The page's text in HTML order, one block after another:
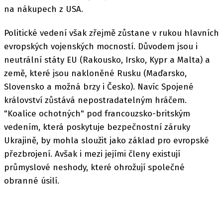
na nákupech z USA.
Politické vedení však zřejmě zůstane v rukou hlavních
evropských vojenských mocností. Důvodem jsou i
neutrální státy EU (Rakousko, Irsko, Kypr a Malta) a
země, které jsou nakloněné Rusku (Maďarsko,
Slovensko a možná brzy i Česko). Navíc Spojené
království zůstává nepostradatelným hráčem.
"Koalice ochotných" pod francouzsko-britským
vedením, která poskytuje bezpečnostní záruky
Ukrajině, by mohla sloužit jako základ pro evropské
přezbrojení. Avšak i mezi jejími členy existují
průmyslové neshody, které ohrožují společné
obranné úsilí.